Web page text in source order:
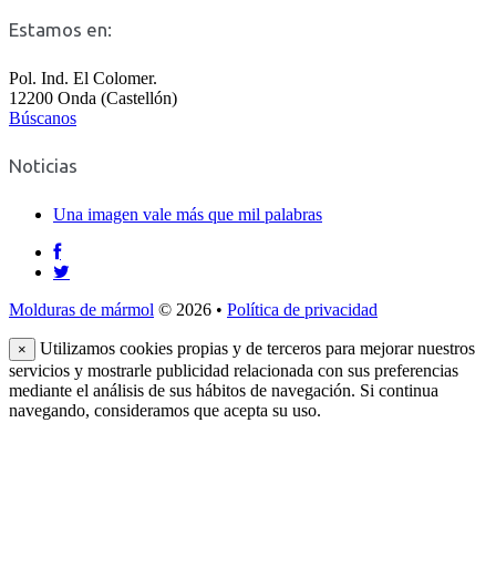
Estamos en:
Pol. Ind. El Colomer.
12200 Onda (Castellón)
Búscanos
Noticias
Una imagen vale más que mil palabras
Molduras de mármol © 2026 • Política de privacidad
×
Utilizamos cookies propias y de terceros para mejorar nuestros
servicios y mostrarle publicidad relacionada con sus preferencias
mediante el análisis de sus hábitos de navegación. Si continua
navegando, consideramos que acepta su uso.